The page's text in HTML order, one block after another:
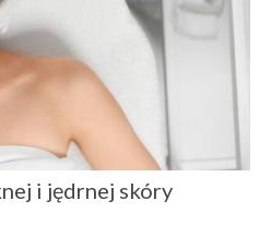
i jędrnej skóry